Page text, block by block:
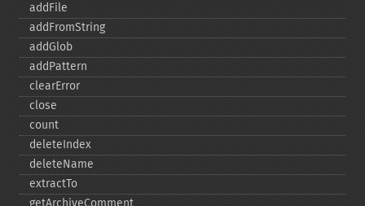
addFile
addFromString
addGlob
addPattern
clearError
close
count
deleteIndex
deleteName
extractTo
getArchiveComment